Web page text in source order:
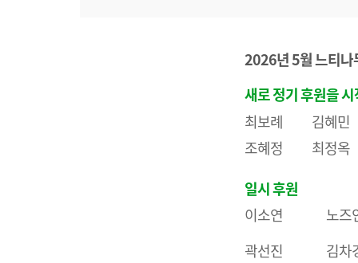
2026년 5월 느티나
새로 정기 후원을
최보례 김
조혜정 최
일시 후원
이소연 노즈
곽선진 김